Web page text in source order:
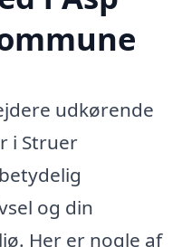
udkørende
i Struer
og din
Her er nogle af